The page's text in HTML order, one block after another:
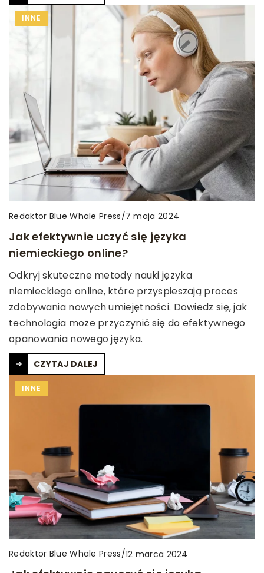
INNE
Redaktor Blue Whale Press/7 maja 2024
Jak efektywnie uczyć się języka
niemieckiego online?
Odkryj skuteczne metody nauki języka
niemieckiego online, które przyspieszają proces
zdobywania nowych umiejętności. Dowiedz się, jak
technologia może przyczynić się do efektywnego
opanowania nowego języka.
CZYTAJ DALEJ
INNE
Redaktor Blue Whale Press/12 marca 2024